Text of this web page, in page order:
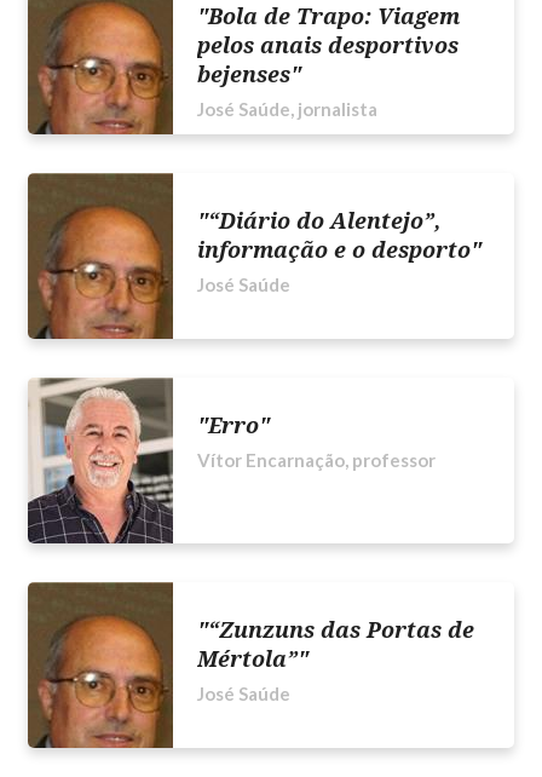
"Bola de Trapo: Viagem
pelos anais desportivos
bejenses"
José Saúde, jornalista
"“Diário do Alentejo”,
informação e o desporto"
José Saúde
"Erro"
Vítor Encarnação, professor
"“Zunzuns das Portas de
Mértola”"
José Saúde